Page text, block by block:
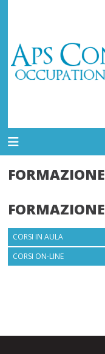
FORMAZIONE
FORMAZIONE
CORSI IN AULA
CORSI ON-LINE